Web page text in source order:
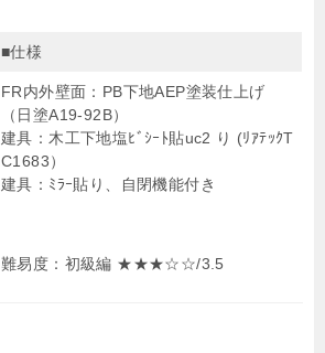
■仕様
FR内外壁面：PB下地AEP塗装仕上げ
（日塗A19-92B）
建具：木工下地塩ﾋﾞｼｰﾄ貼uc2 り (ﾘｱﾃｯｸT
C1683）
建具：ﾐﾗｰ貼り、自閉機能付き
難易度：初級編 ★★★☆☆/3.5